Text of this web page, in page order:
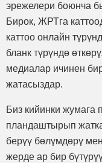
эрежелери боюнча
Бирок, ЖРТга
каттоо онлайн
бланк түрүндө
медиалар ичинен
жатасыздар.
Биз кийинки жумага
пландаштырып
берүү бөлүмдөрү
жерде ар бир